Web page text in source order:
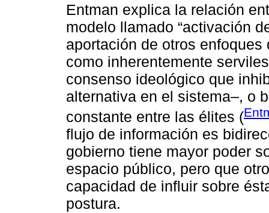
Entman explica la relación
modelo llamado “activación
aportación de otros
como inherentemente
consenso ideológico que
alternativa en el sistema–, o
constante entre las élites (
flujo de información es
gobierno tiene mayor poder
espacio público, pero que
capacidad de influir sobre
postura.